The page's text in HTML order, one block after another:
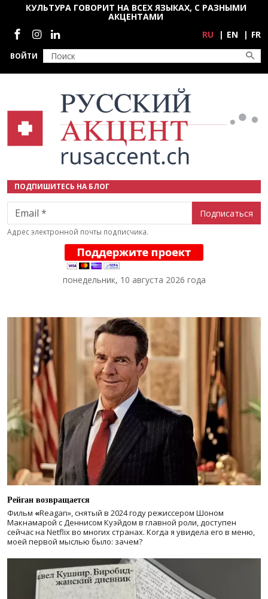
Перейти к основному содержанию
ВОЙТИ
КУЛЬТУРА ГОВОРИТ НА ВСЕХ ЯЗЫКАХ, С РАЗНЫМИ
АКЦЕНТАМИ
Социальные сети
RU EN FR
ПОДПИШИТЕСЬ НА БЛОГ
Email
Адрес электронной почты подписчика.
понедельник, 10 августа 2026 года
Рейган возвращается
Фильм «Reagan», снятый в 2024 годурежиссером Шоном
Макнамарой с Деннисом Куэйдом в главной роли, доступен
сейчас на Netflix во многих странах. Когда я увидела его в меню,
моей первой мыслью было: зачем?